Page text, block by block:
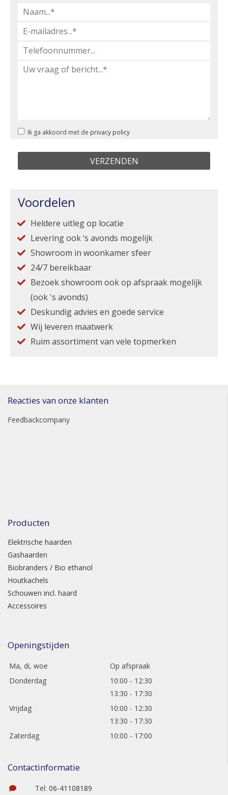
Ik ga akkoord met de privacy policy
Voordelen
Heldere uitleg op locatie
Levering ook ‘s avonds mogelijk
Showroom in woonkamer sfeer
24/7 bereikbaar
Bezoek showroom ook op afspraak mogelijk
(ook 's avonds)
Deskundig advies en goede service
Wij leveren maatwerk
Ruim assortiment van vele topmerken
Reacties van onze klanten
Feedbackcompany
Producten
Elektrische haarden
Gashaarden
Biobranders / Bio ethanol
Houtkachels
Schouwen incl. haard
Accessoires
Openingstijden
Ma, di, woe
Op afspraak
Donderdag
10:00 - 12:30
13:30 - 17:30
Vrijdag
10:00 - 12:30
13:30 - 17:30
Zaterdag
10:00 - 17:00
Contactinformatie
Tel: 06-41108189